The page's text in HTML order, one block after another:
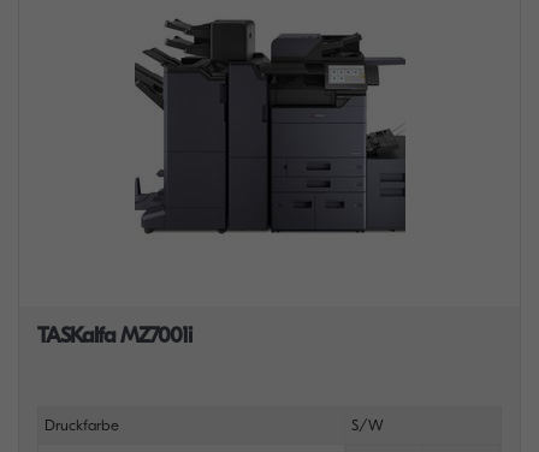
TASKalfa MZ7001i
Druckfarbe S/W